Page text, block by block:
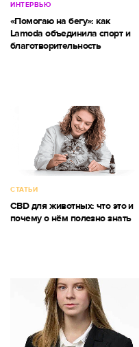
ИНТЕРВЬЮ
«Помогаю на бегу»: как
Lamoda объединила спорт и
благотворительность
СТАТЬИ
CBD для животных: что это и
почему о нём полезно знать